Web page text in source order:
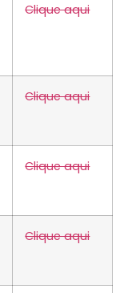
Clique aqui
Clique aqui
Clique aqui
Clique aqui